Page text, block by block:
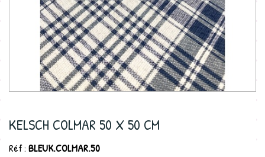
KELSCH COLMAR 50 X 50 CM
Réf : BLEUK.COLMAR.50